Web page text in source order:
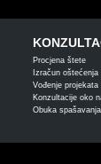
Procjena štete
Izračun
Vođenje
Konzultacije oko
Obuka spašavanja